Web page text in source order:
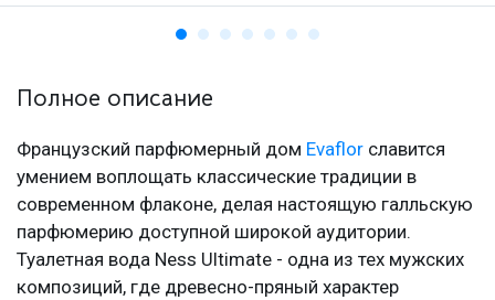
Полное описание
Французский парфюмерный дом Evaflor славится
умением воплощать классические традиции в
современном флаконе, делая настоящую галльскую
парфюмерию доступной широкой аудитории.
Туалетная вода Ness Ultimate - одна из тех мужских
композиций, где древесно-пряный характер